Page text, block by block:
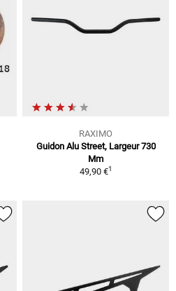
RAXIMO
Guidon Alu Street, Largeur 730
Mm
49,90 €1